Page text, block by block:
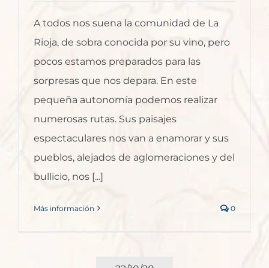
A todos nos suena la comunidad de La
Rioja, de sobra conocida por su vino, pero
pocos estamos preparados para las
sorpresas que nos depara. En este
pequeña autonomía podemos realizar
numerosas rutas. Sus paisajes
espectaculares nos van a enamorar y sus
pueblos, alejados de aglomeraciones y del
bullicio, nos [...]
Más información 0